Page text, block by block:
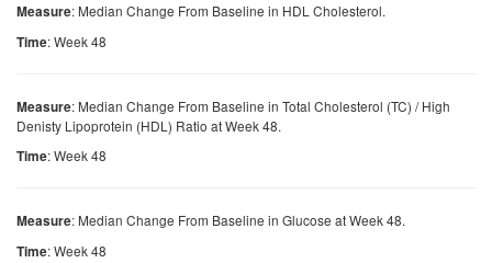
Measure: Median Change From Baseline in HDL Cholesterol.
Time: Week 48
Measure: Median Change From Baseline in Total Cholesterol (TC) / High
Denisty Lipoprotein (HDL) Ratio at Week 48.
Time: Week 48
Measure: Median Change From Baseline in Glucose at Week 48.
Time: Week 48